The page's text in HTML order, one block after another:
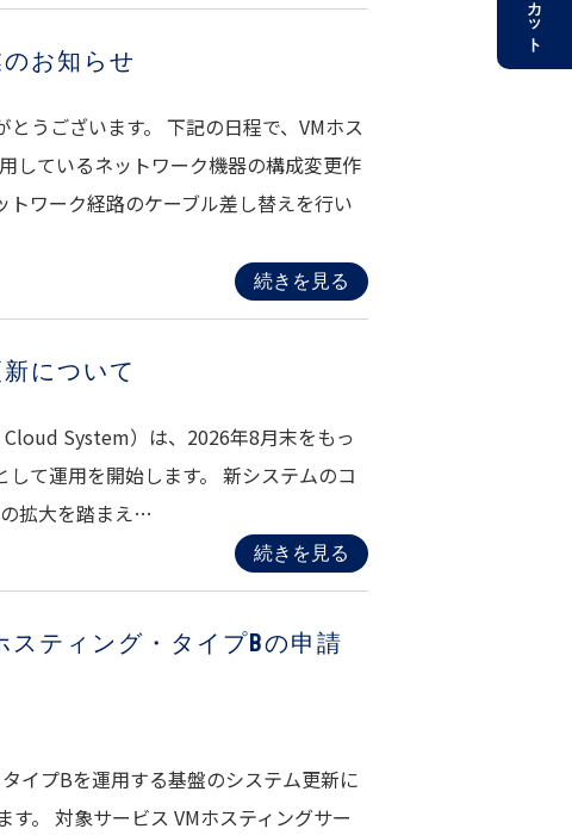
お知らせ
うございます。 下記の日程で、VMホス
しているネットワーク機器の構成変更作
ワーク経路のケーブル差し替えを行い
続きを見る
について
System）は、2026年8月末をもっ
て運用を開始します。 新システムのコ
拡大を踏まえ…
続きを見る
スティング・タイプBの申請
イプBを運用する基盤のシステム更新に
。 対象サービス VMホスティングサー